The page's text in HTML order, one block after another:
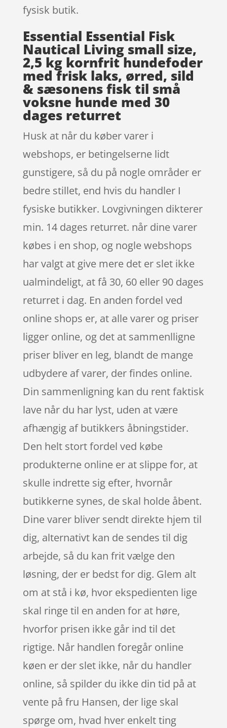
fysisk butik.
Essential Essential Fisk
Nautical Living small size,
2,5 kg kornfrit hundefoder
med frisk laks, ørred, sild
& sæsonens fisk til små
voksne hunde med 30
dages returret
Husk at når du køber varer i
webshops, er betingelserne lidt
gunstigere, så du på nogle områder er
bedre stillet, end hvis du handler I
fysiske butikker. Lovgivningen dikterer
min. 14 dages returret. når dine varer
købes i en shop, og nogle webshops
har valgt at give mere det er slet ikke
ualmindeligt, at få 30, 60 eller 90 dages
returret i dag. En anden fordel ved
online shops er, at alle varer og priser
ligger online, og det at sammenlligne
priser bliver en leg, blandt de mange
udbydere af varer, der findes online.
Din sammenligning kan du rent faktisk
lave når du har lyst, uden at være
afhængig af butikkers åbningstider.
Den helt stort fordel ved købe
produkterne online er at slippe for, at
skulle indrette sig efter, hvornår
butikkerne synes, de skal holde åbent.
Dine varer bliver sendt direkte hjem til
dig, alternativt kan de sendes til dig
arbejde, så du kan frit vælge den
løsning, der er bedst for dig. Glem alt
om at stå i kø, hvor ekspedienten lige
skal ringe til en anden for at høre,
hvorfor prisen ikke går ind til det
rigtige. Når handlen foregår online
køen er der slet ikke, når du handler
online, så spilder du ikke din tid på at
vente på fru Hansen, der lige skal
spørge om, hvad hver enkelt ting